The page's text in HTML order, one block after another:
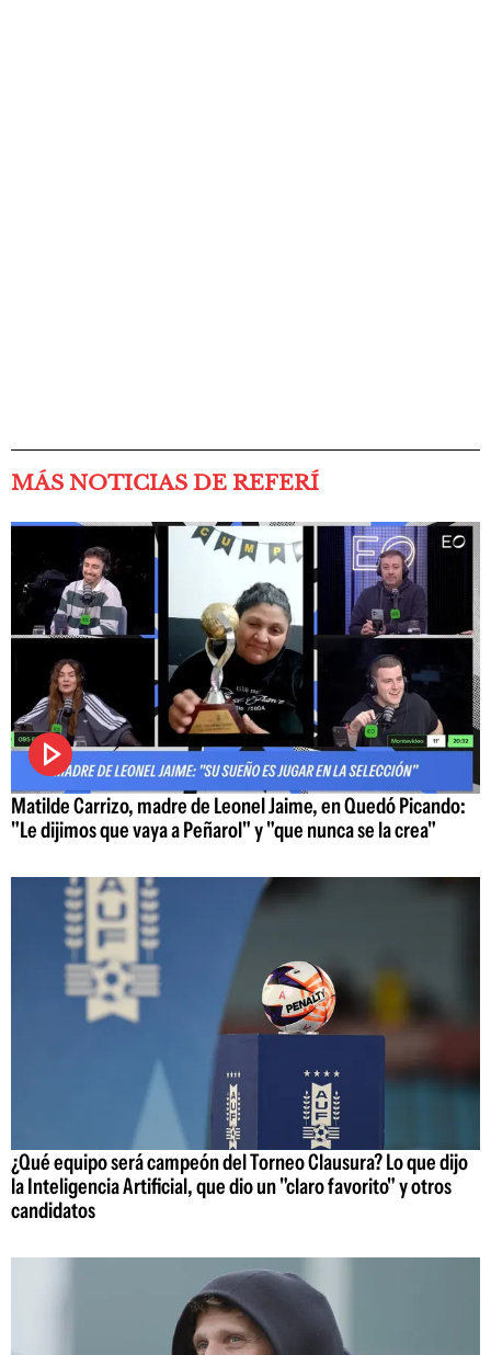
MÁS NOTICIAS DE REFERÍ
Matilde Carrizo, madre de Leonel Jaime, en Quedó Picando:
"Le dijimos que vaya a Peñarol" y "que nunca se la crea"
¿Qué equipo será campeón del Torneo Clausura? Lo que dijo
la Inteligencia Artificial, que dio un "claro favorito" y otros
candidatos